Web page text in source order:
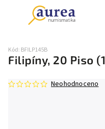
Filipíny, 20 Piso
Kód: BFILP145B
Neohodnoceno